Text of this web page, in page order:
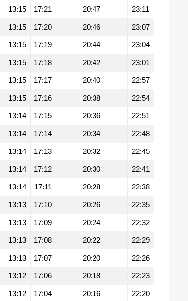
13:15 17:21 20:47 23:11
13:15 17:20 20:46 23:07
13:15 17:19 20:44 23:04
13:15 17:18 20:42 23:01
13:15 17:17 20:40 22:57
13:15 17:16 20:38 22:54
13:14 17:15 20:36 22:51
13:14 17:14 20:34 22:48
13:14 17:13 20:32 22:45
13:14 17:12 20:30 22:41
13:14 17:11 20:28 22:38
13:13 17:10 20:26 22:35
13:13 17:09 20:24 22:32
13:13 17:08 20:22 22:29
13:13 17:07 20:20 22:26
13:12 17:06 20:18 22:23
13:12 17:04 20:16 22:20